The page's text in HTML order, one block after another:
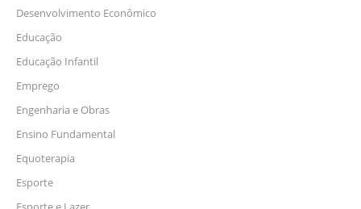
Desenvolvimento Econômico
Educação
Educação Infantil
Emprego
Engenharia e Obras
Ensino Fundamental
Equoterapia
Esporte